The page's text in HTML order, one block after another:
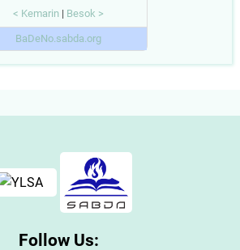
< Kemarin | Besok >
BaDeNo.sabda.org
Follow Us: